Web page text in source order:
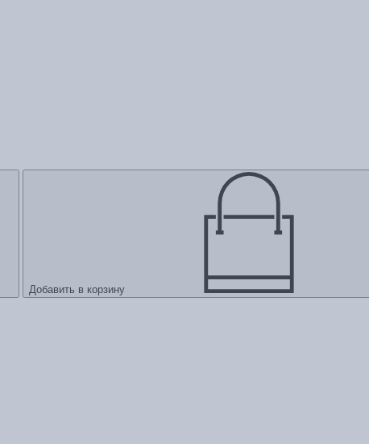
Добавить в корзину